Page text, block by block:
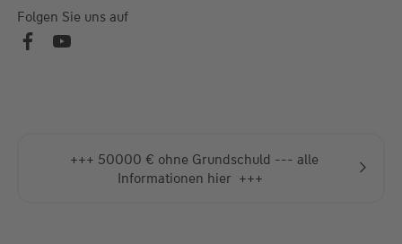
Mi.
Fr.
Die Öffnungszeiten können abweichen. Um telefonische
Folgen Sie uns auf
+++ 50000 € ohne Grundschuld --- alle
Informationen hier +++